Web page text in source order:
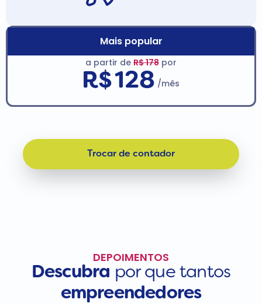
Mais popular
a partir de R$ 178 por
R$128 /mês
Trocar de contador
DEPOIMENTOS
Descubra por que tantos
empreendedores